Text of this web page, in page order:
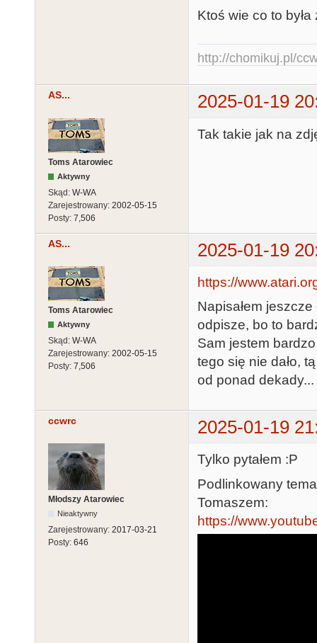
Ktoś wie co to
http://chomikuj.pl/
AS... 2025-01-19
Toms Atarowiec
Aktywny
Skąd: W-WA
Zarejestrowany: 2002-05-15
Posty: 7,506
Tak takie jak na
AS... 2025-01-19
Toms Atarowiec
Aktywny
Skąd: W-WA
Zarejestrowany: 2002-05-15
Posty: 7,506
https://
Napisałem
odpisze, bo to
Sam jestem
tego się nie dało,
od ponad dekady...
ccwrc 2025-01-19
Młodszy Atarowiec
Nieaktywny
Zarejestrowany: 2017-03-21
Posty: 646
Tylko pytałem :P
Podlinkowany
Tomaszem:
https://